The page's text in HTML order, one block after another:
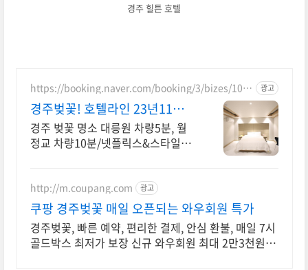
경주 힐튼 호텔
https://booking.naver.com/booking/3/bizes/101
5152
광고
경주벚꽃! 호텔라인 23년11월
리뉴얼 오픈
경주 벚꽃 명소 대릉원 차량5분, 월
정교 차량10분/넷플릭스&스타일러
http://m.coupang.com 광고
쿠팡 경주벚꽃 매일 오픈되는 와우회원 특가
경주벚꽃, 빠른 예약, 편리한 결제, 안심 환불, 매일 7시
골드박스 최저가 보장 신규 와우회원 최대 2만3천원 쿠